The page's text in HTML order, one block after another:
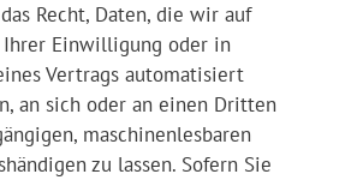
Recht, Daten, die wir auf
Ihrer Einwilligung oder in
Vertrags automatisiert
an sich oder an einen Dritten
maschinenlesbaren
zu lassen. Sofern Sie